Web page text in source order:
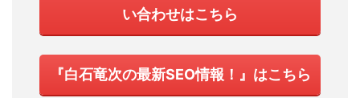
い合わせはこちら
『白石竜次の最新SEO情報！』はこちら